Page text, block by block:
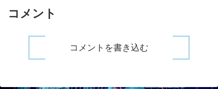
コメント
コメントを書き込む